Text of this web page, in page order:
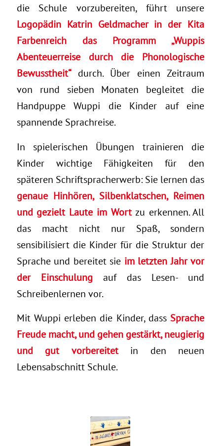
die Schule vorzubereiten, führt unsere
Logopädin Katrin Geldmacher in der Kita
Farbenreich das Programm „Wuppis
Abenteuerreise durch die Phonologische
Bewusstheit“durch. Über einen Zeitraum
von rund sieben Monaten begleitet die
Handpuppe Wuppi die Kinder auf eine
spannende Sprachreise.
In spielerischen Übungen trainieren die
Kinder wichtige Fähigkeiten für den
späteren Schriftspracherwerb: Sie lernen das
genaue Hinhören, Silbenklatschen, Reimen
und gezielt Laute im Wortzu erkennen. All
das macht nicht nur Spaß, sondern
sensibilisiert die Kinder für die Struktur der
Sprache und bereitet sie im letzten Jahr vor
der Einschulung auf das Lesen- und
Schreibenlernen vor.
Mit Wuppi erleben die Kinder, dass Sprache
Freude macht, und gehen gestärkt, neugierig
und gut vorbereitetin den neuen
Lebensabschnitt Schule.